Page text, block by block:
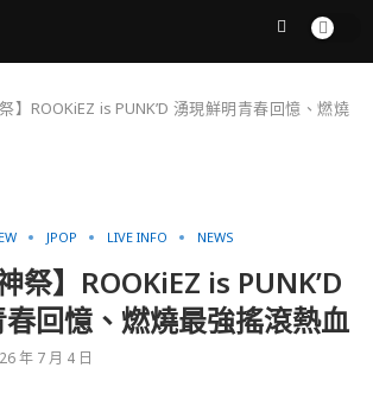
】ROOKiEZ is PUNK’D 湧現鮮明青春回憶、燃燒
JPOP LIVE INFO NEWS
祭】ROOKiEZ is PUNK’D
回憶、燃燒最強搖滾熱血
年 7 月 4 日